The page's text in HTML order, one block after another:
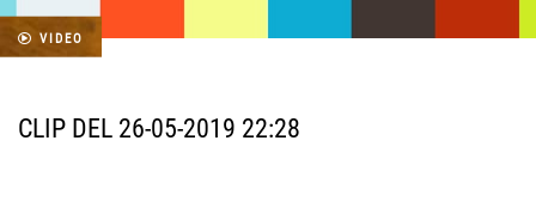
VIDEO
CLIP DEL 26-05-2019 22:28